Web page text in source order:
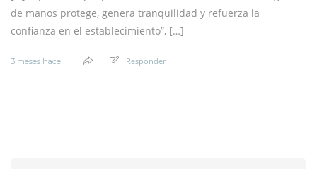
de manos protege, genera tranquilidad y refuerza la
confianza en el establecimiento”, […]
3 meses hace Responder